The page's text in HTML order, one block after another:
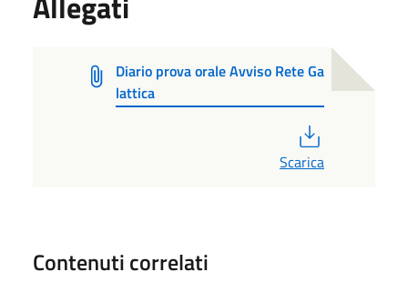
Diario prova orale Avviso Rete Ga
lattica
Scarica
Contenuti correlati